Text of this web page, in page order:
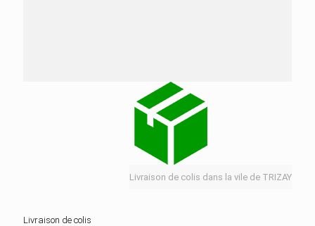
Livraison de colis dans la vile de TRIZAY
Livraison de colis